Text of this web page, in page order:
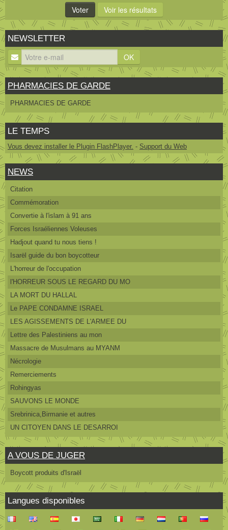
NEWSLETTER
OK
PHARMACIES DE GARDE
PHARMACIES DE GARDE
LE TEMPS
Vous devez installer le Plugin FlashPlayer. - Support du Web
NEWS
Citation
Commémoration
Convertie à l'islam à 91 ans
Forces Israéliennes Voleuses
Hadjout quand tu nous tiens !
Isarël guide du bon boycotteur
L'horreur de l'occupation
l'HORREUR SOUS LE REGARD DU MO
LA MORT DU HALLAL
Le PAPE CONDAMNE ISRAEL
LES AGISSEMENTS DE L'ARMEE DU
Lettre des Palestiniens au mon
Massacre de Musulmans au MYANM
Nécrologie
Remerciements
Rohingyas
SAUVONS LE MONDE
Srebrinica,Birmanie et autres
UN CITOYEN DANS LE DESARROI
A VOUS DE JUGER
Boycott produits d'Israël
Langues disponibles